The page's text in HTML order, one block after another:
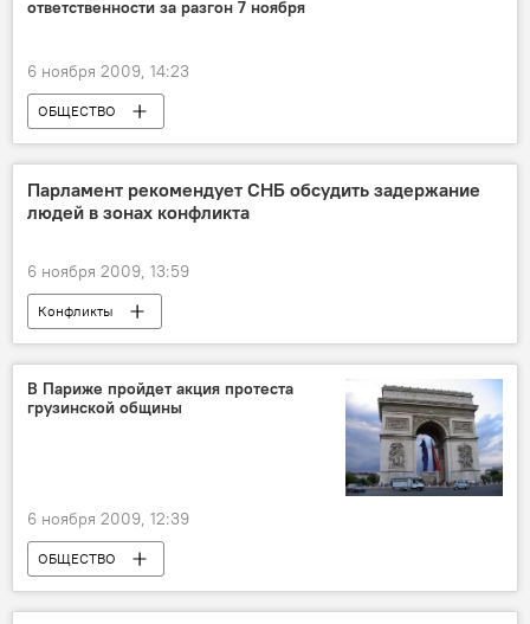
ответственности за разгон 7 ноября
6 ноября 2009, 14:23
ОБЩЕСТВО
Парламент рекомендует СНБ обсудить задержание
людей в зонах конфликта
6 ноября 2009, 13:59
Конфликты
В Париже пройдет акция протеста
грузинской общины
6 ноября 2009, 12:39
ОБЩЕСТВО